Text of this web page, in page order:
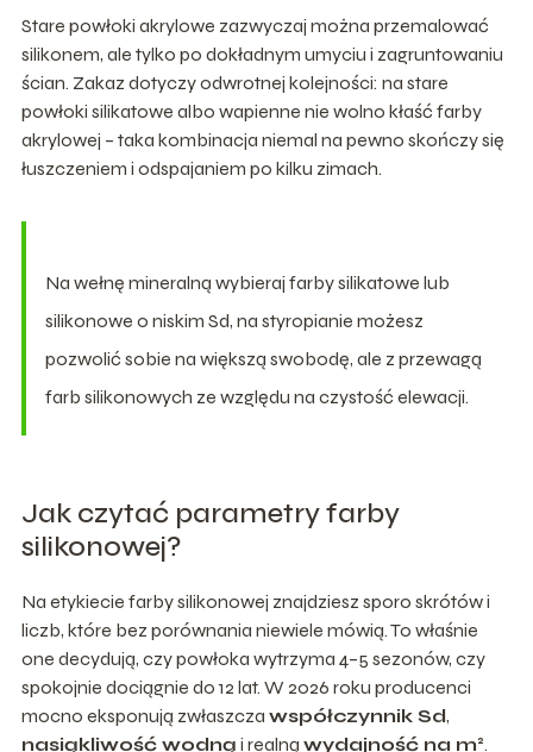
Stare powłoki akrylowe zazwyczaj można przemalować
silikonem, ale tylko po dokładnym umyciu i zagruntowaniu
ścian. Zakaz dotyczy odwrotnej kolejności: na stare
powłoki silikatowe albo wapienne nie wolno kłaść farby
akrylowej – taka kombinacja niemal na pewno skończy się
łuszczeniem i odspajaniem po kilku zimach.
Na wełnę mineralną wybieraj farby silikatowe lub
silikonowe o niskim Sd, na styropianie możesz
pozwolić sobie na większą swobodę, ale z przewagą
farb silikonowych ze względu na czystość elewacji.
Jak czytać parametry farby
silikonowej?
Na etykiecie farby silikonowej znajdziesz sporo skrótów i
liczb, które bez porównania niewiele mówią. To właśnie
one decydują, czy powłoka wytrzyma 4–5 sezonów, czy
spokojnie dociągnie do 12 lat. W 2026 roku producenci
mocno eksponują zwłaszcza współczynnik Sd,
nasiąkliwość wodną i realną wydajność na m².